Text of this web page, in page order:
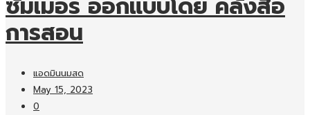
การสอน
แอดมินนมสด
May 15, 2023
0